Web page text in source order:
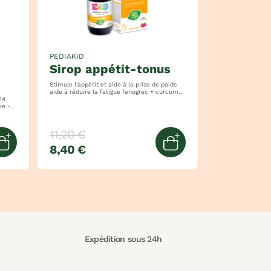
Ajouter au panier
sirop appétit-tonus
PEDIAKID
Stimule l'appétit et aide à la prise de poids
aide à réduire la fatigue fenugrec + curcuma
11,20 €
8,40 €
Ajouter au panier
Expédition sous 24h